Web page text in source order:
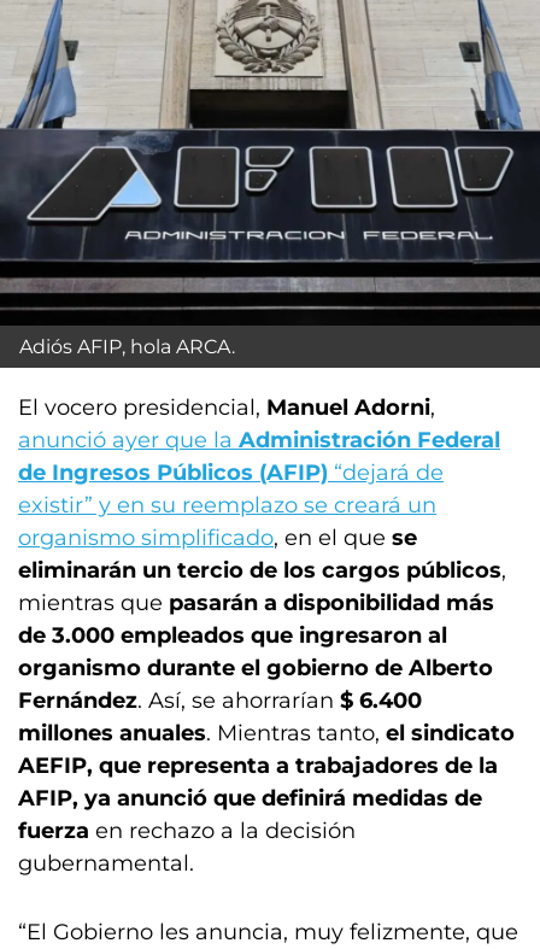
Adiós AFIP, hola ARCA.
El vocero presidencial, Manuel Adorni,
anunció ayer que la Administración Federal
de Ingresos Públicos (AFIP) “dejará de
existir” y en su reemplazo se creará un
organismo simplificado, en el que se
eliminarán un tercio de los cargos públicos,
mientras que pasarán a disponibilidad más
de 3.000 empleados que ingresaron al
organismo durante el gobierno de Alberto
Fernández. Así, se ahorrarían $ 6.400
millones anuales. Mientras tanto, el sindicato
AEFIP, que representa a trabajadores de la
AFIP, ya anunció que definirá medidas de
fuerza en rechazo a la decisión
gubernamental.
“El Gobierno les anuncia, muy felizmente, que